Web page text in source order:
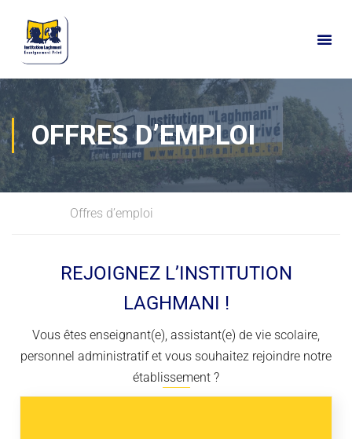
OFFRES D’EMPLOI
Offres d’emploi
REJOIGNEZ L’INSTITUTION
LAGHMANI !
Vous êtes enseignant(e), assistant(e) de vie scolaire,
personnel administratif et vous souhaitez rejoindre notre
établissement ?